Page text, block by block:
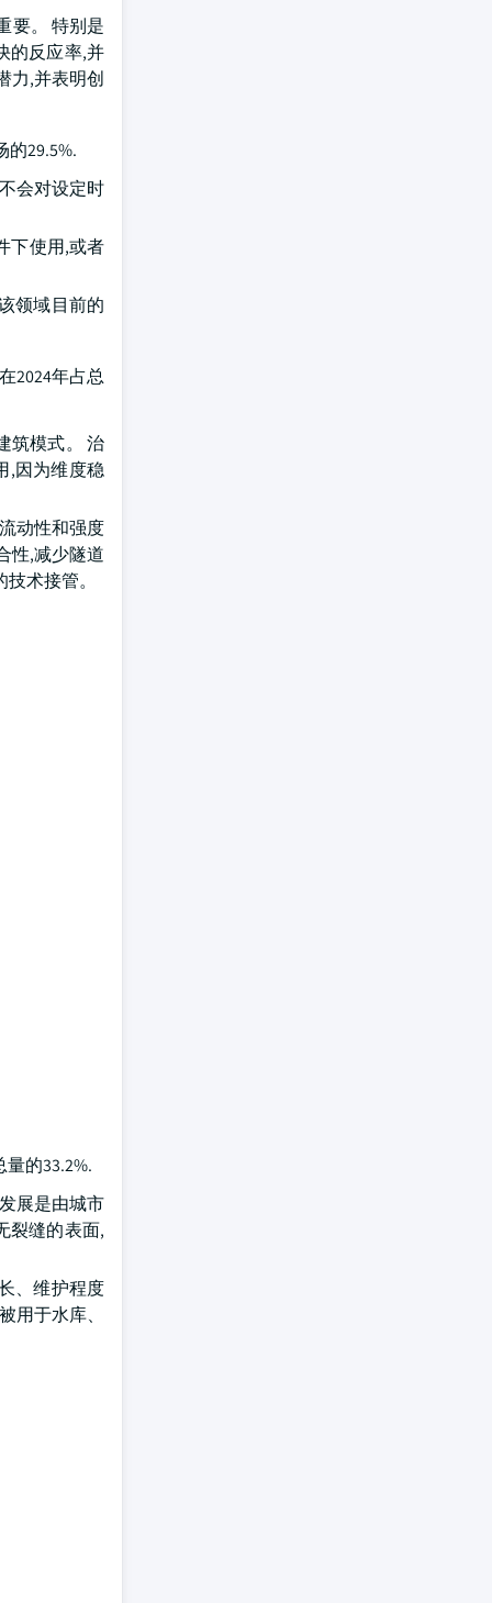
要。 特别是
的反应率,并
力,并表明创
的29.5%.
会对设定时
下使用,或者
领域目前的
2024年占总
筑模式。 治
,因为维度稳
动性和强度
性,减少隧道
术接管。
的33.2%.
展是由城市
裂缝的表面,
、维护程度
用于水库、